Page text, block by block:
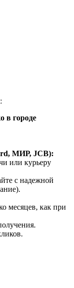
в городе
МИР, JCB):
или курьеру
с надежной
месяцев, как при